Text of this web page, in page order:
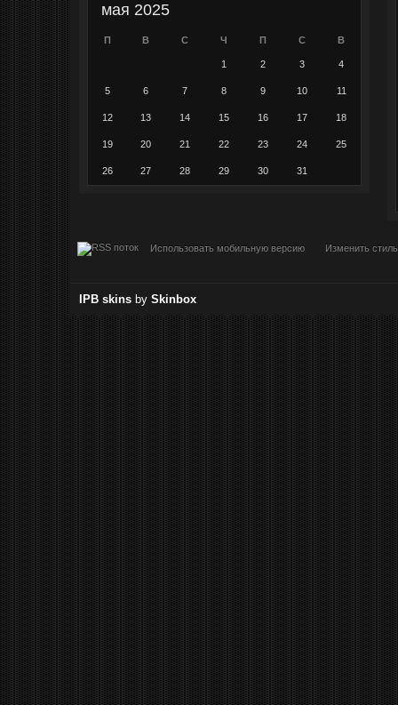
мая 2025
П В С Ч П С В
1 2 3 4
5 6 7 8 9 10 11
12 13 14 15 16 17 18
19 20 21 22 23 24 25
26 27 28 29 30 31
Использовать мобильную версию Изменить стиль
IPB skins by Skinbox